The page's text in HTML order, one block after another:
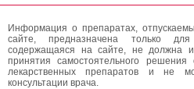
Информация о препаратах,
сайте, предназначена только
содержащаяся на сайте, не должна
принятия самостоятельного
лекарственных препаратов и не
консультации врача.